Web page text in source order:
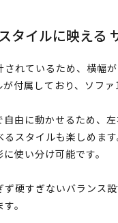
タイルに映える
れているため、横幅
付属しており、ソフ
由に動かせるため、
るスタイルも楽しめま
使い分け可能です。
硬すぎないバランス
。